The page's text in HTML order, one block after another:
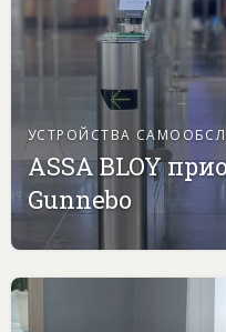
УСТРОЙСТВА
ASSA BLOY
Gunnebo